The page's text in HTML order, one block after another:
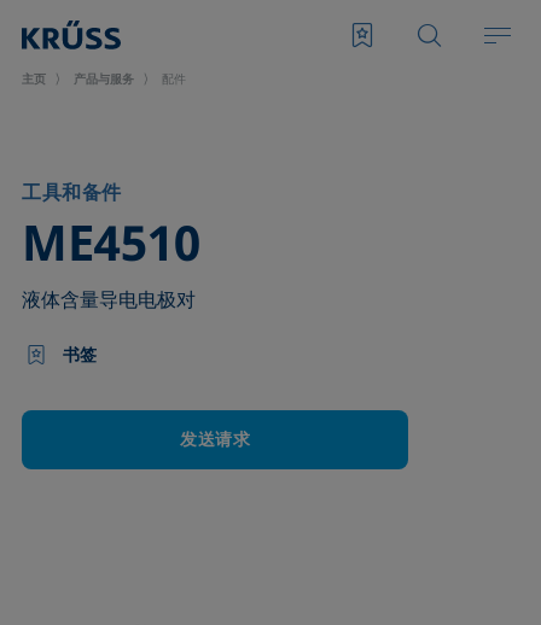
主页 产品与服务 配件
工具和备件
ME4510
–
液体含量导电电极对
书签
发送请求